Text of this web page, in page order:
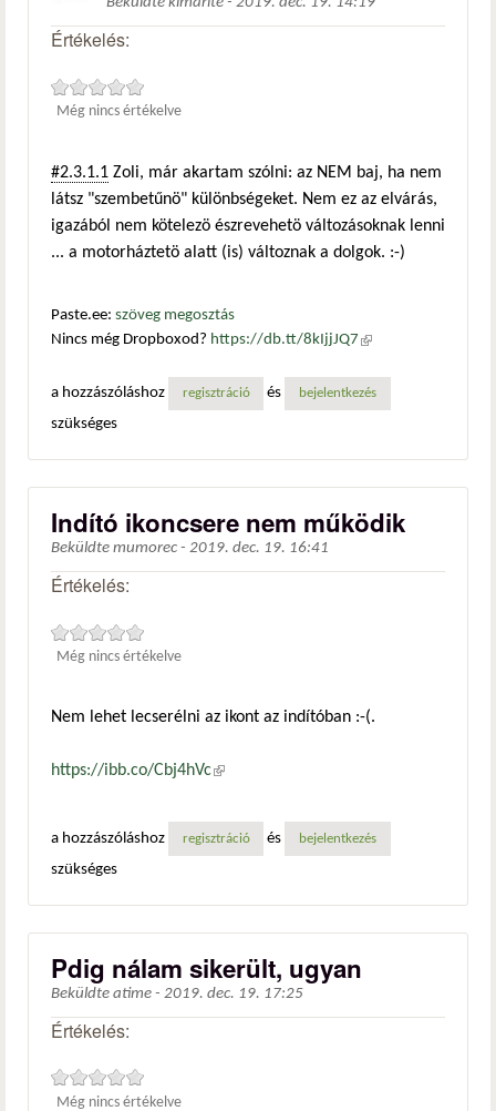
Értékelés:
Még nincs értékelve
#2.3.1.1 Zoli, már akartam szólni: az NEM baj, ha nem
látsz "szembetűnö" különbségeket. Nem ez az elvárás,
igazából nem kötelezö észrevehetö változásoknak lenni
... a motorháztetö alatt (is) változnak a dolgok. :-)
Paste.ee: szöveg megosztás
Nincs még Dropboxod? https://db.tt/8kIjjJQ7 (külső
a hozzászóláshoz
regisztráció és bejelentkezés
szükséges
Indító ikoncsere nem működik
Beküldte mumorec - 2019. dec. 19. 16:41
Értékelés:
Még nincs értékelve
Nem lehet lecserélni az ikont az indítóban :-(.
https://ibb.co/Cbj4hVc(külső hivatkozás)
a hozzászóláshoz regisztráció és bejelentkezés
szükséges
Pdig nálam sikerült, ugyan
Beküldte atime - 2019. dec. 19. 17:25
Értékelés:
Még nincs értékelve